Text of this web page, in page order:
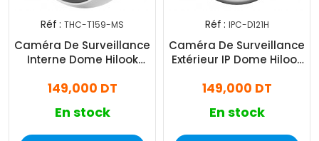
Réf : THC-T159-MS
Caméra De Surveillance
Interne Dome Hilook
149,000 DT
En stock
Réf : IPC-D121H
Caméra De Surveillance
Extérieur IP Dome Hilook
149,000 DT
En stock